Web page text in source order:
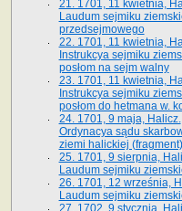
21. 1701, 11 kwietnia,
Laudum sejmiku
przedsejmowego
22. 1701, 11 kwietnia,
Instrukcya sejmiku
posłom na sejm walny
23. 1701, 11 kwietnia,
Instrukcya sejmiku
posłom do hetmana w.
24. 1701, 9 maja, Halicz.
Ordynacya sądu
ziemi halickiej (fragment)
25. 1701, 9 sierpnia,
Laudum sejmiku
26. 1701, 12 września,
Laudum sejmiku
27. 1702, 9 stycznia,